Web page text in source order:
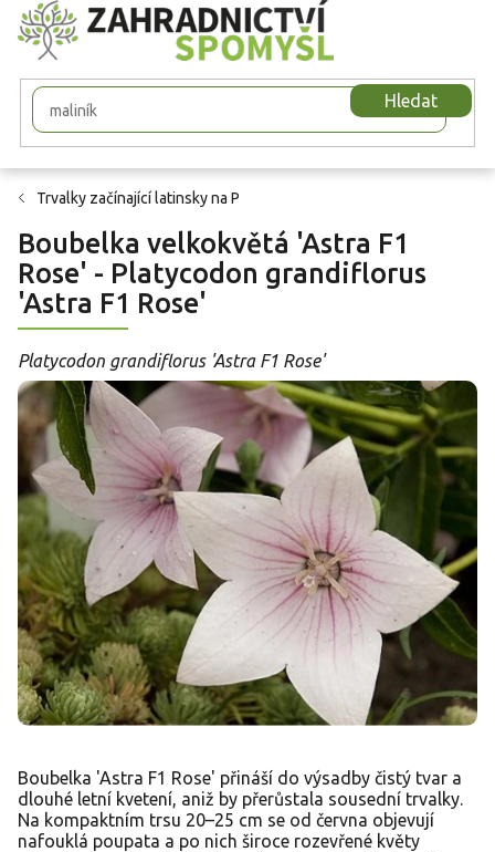
Přejít
na
obsah
Hledat
Trvalky začínající latinsky na P
Boubelka velkokvětá 'Astra F1
Rose' - Platycodon grandiflorus
'Astra F1 Rose'
Platycodon grandiflorus 'Astra F1 Rose'
Boubelka 'Astra F1 Rose' přináší do výsadby čistý tvar a
dlouhé letní kvetení, aniž by přerůstala sousední trvalky.
Na kompaktním trsu 20–25 cm se od června objevují
nafouklá poupata a po nich široce rozevřené květy